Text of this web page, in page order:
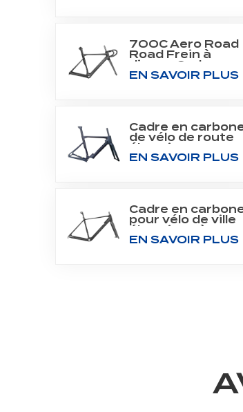
700C Aero Road
Road Frein à
disque Cadre en
carbone
EN SAVOIR PLUS
Cadre en
de vélo de route
électrique 700C
pour moteur
EN SAVOIR PLUS
Cadre en
pour vélo de ville
électrique à
moteur arrière
EN SAVOIR PLUS